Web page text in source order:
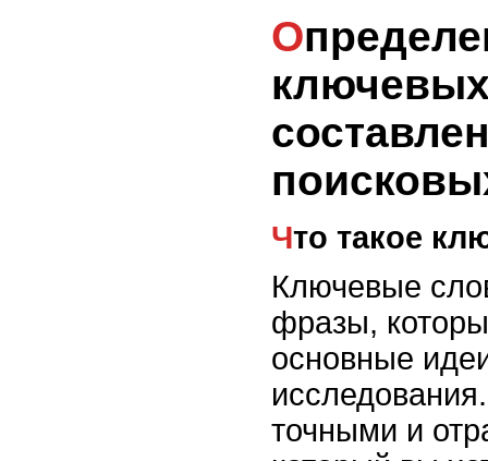
Определение
Что такое
Ключевые
фразы,
основные
точными и